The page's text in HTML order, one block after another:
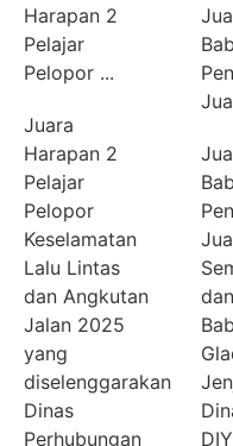
Harapan 2
Pelajar
Pelopor ...
Juara
Harapan 2
Pelajar
Pelopor
Keselamatan
Lalu Lintas
dan Angkutan
Jalan 2025
yang
diselenggarakan
Dinas
Perhubungan